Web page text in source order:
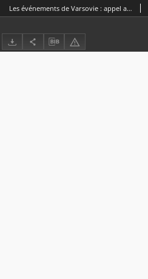
Les événements de Varsovie : appel a la presse libérale française